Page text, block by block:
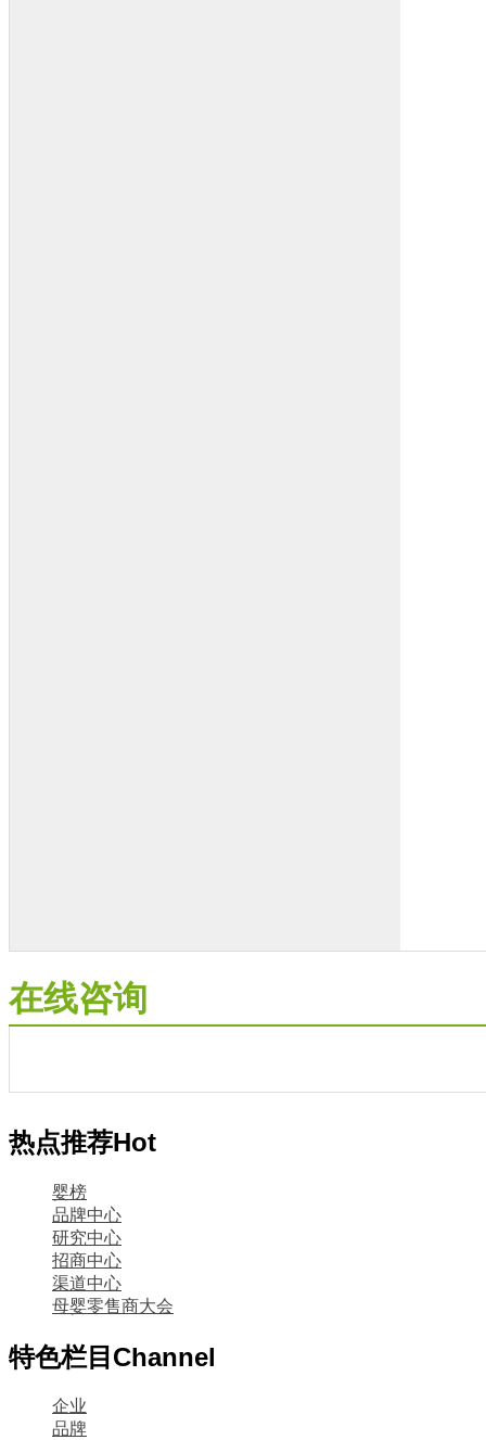
在线咨询
热点推荐Hot
婴榜
品牌中心
研究中心
招商中心
渠道中心
母婴零售商大会
特色栏目 Channel
企业
品牌